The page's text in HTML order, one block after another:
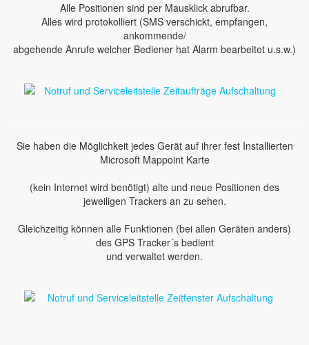
Alle Positionen sind per Mausklick abrufbar.
Alles wird protokolliert (SMS verschickt, empfangen,
ankommende/
abgehende Anrufe welcher Bediener hat Alarm bearbeitet u.s.w.)
Sie haben die Möglichkeit jedes Gerät auf ihrer fest Installierten
Microsoft Mappoint Karte
(kein Internet wird benötigt) alte und neue Positionen des
jeweiligen Trackers an zu sehen.
Gleichzeitig können alle Funktionen (bei allen Geräten anders)
des GPS Tracker´s bedient
und verwaltet werden.